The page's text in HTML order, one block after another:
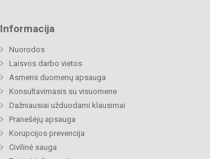
Informacija
Nuorodos
Laisvos darbo vietos
Asmens duomenų apsauga
Konsultavimasis su visuomene
Dažniausiai užduodami klausimai
Pranešėjų apsauga
Korupcijos prevencija
Civilinė sauga